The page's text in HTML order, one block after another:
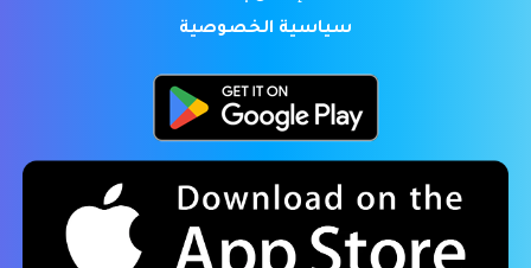
سياسية الخصوصية